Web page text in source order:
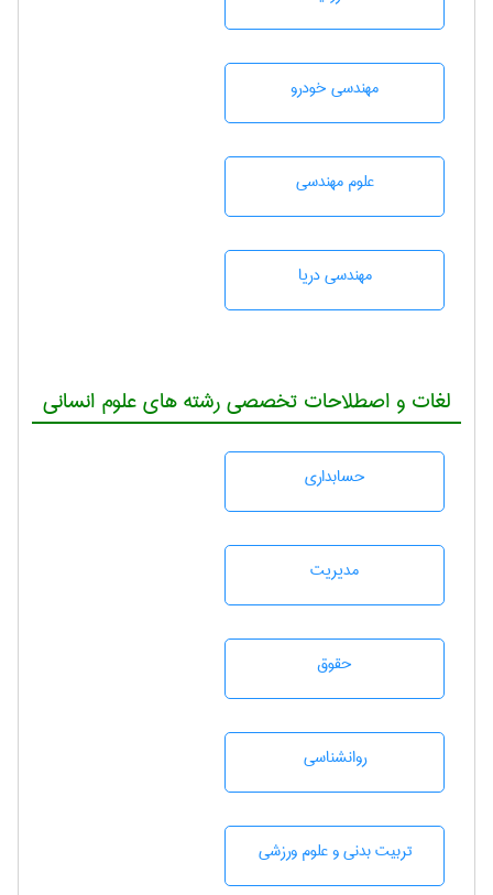
مهندسی خودرو
علوم مهندسی
مهندسی دریا
لغات و اصطلاحات تخصصی رشته های علوم انسانی
حسابداری
مديريت
حقوق
روانشناسی
تربيت بدنی و علوم ورزشی